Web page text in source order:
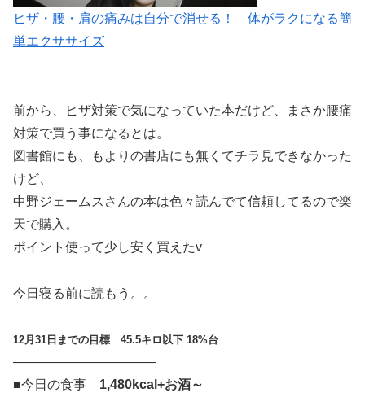
ヒザ・腰・肩の痛みは自分で消せる！ 体がラクになる簡
単エクササイズ
前から、ヒザ対策で気になっていた本だけど、まさか腰痛
対策で買う事になるとは。
図書館にも、もよりの書店にも無くてチラ見できなかった
けど、
中野ジェームスさんの本は色々読んでて信頼してるので楽
天で購入。
ポイント使って少し安く買えたv
今日寝る前に読もう。。
12月31日までの目標 45.5キロ以下 18%台
———————————
■今日の食事 1,480kcal+お酒～